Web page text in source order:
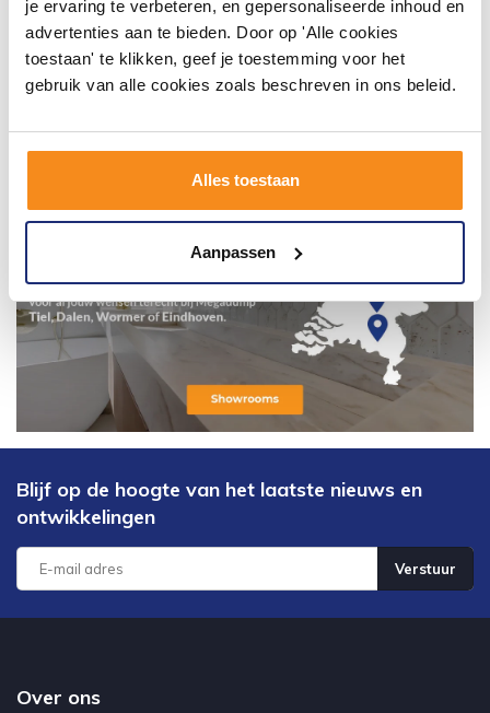
je ervaring te verbeteren, en gepersonaliseerde inhoud en
advertenties aan te bieden. Door op 'Alle cookies
toestaan' te klikken, geef je toestemming voor het
gebruik van alle cookies zoals beschreven in ons beleid.
Alles toestaan
Aanpassen
Blijf op de hoogte van het laatste nieuws en
ontwikkelingen
Verstuur
Over ons